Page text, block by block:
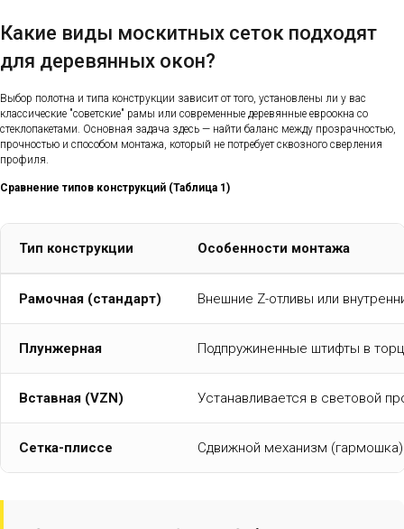
Какие виды москитных сеток подходят
для деревянных окон?
Выбор полотна и типа конструкции зависит от того, установлены ли у вас
классические "советские" рамы или современные деревянные евроокна со
стеклопакетами. Основная задача здесь — найти баланс между прозрачностью,
прочностью и способом монтажа, который не потребует сквозного сверления
профиля.
Сравнение типов конструкций (Таблица 1)
Тип конструкции Особенности монтажа
Рамочная (стандарт) Внешние Z-отливы или
Плунжерная Подпружиненные штифты в
Вставная (VZN) Устанавливается в световой
Сетка-плиссе Сдвижной механизм (гармошка)